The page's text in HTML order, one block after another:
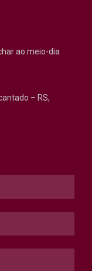
ao meio-dia
– RS,